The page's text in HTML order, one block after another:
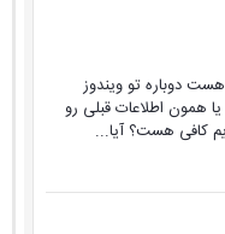
هست دوباره تو ویندوز
همون اطلاعات قبلی رو